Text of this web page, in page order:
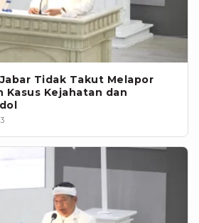
Tidak Takut Melapor
Kasus Kejahatan dan